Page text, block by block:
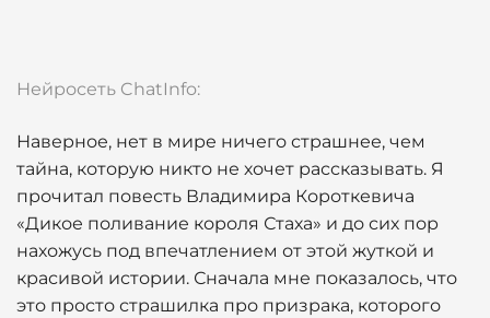
Нейросеть ChatInfo:
Наверное, нет в мире ничего страшнее, чем
тайна, которую никто не хочет рассказывать. Я
прочитал повесть Владимира Короткевича
«Дикое поливание короля Стаха» и до сих пор
нахожусь под впечатлением от этой жуткой и
красивой истории. Сначала мне показалось, что
это просто страшилка про призрака, которого